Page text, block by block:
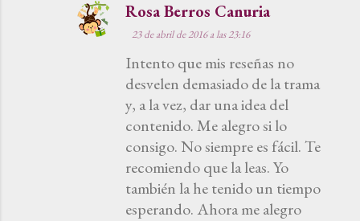
Rosa Berros Canuria
23 de abril de 2016 a las 23:16
Intento que mis reseñas no
desvelen demasiado de la trama
y, a la vez, dar una idea del
contenido. Me alegro si lo
consigo. No siempre es fácil. Te
recomiendo que la leas. Yo
también la he tenido un tiempo
esperando. Ahora me alegro